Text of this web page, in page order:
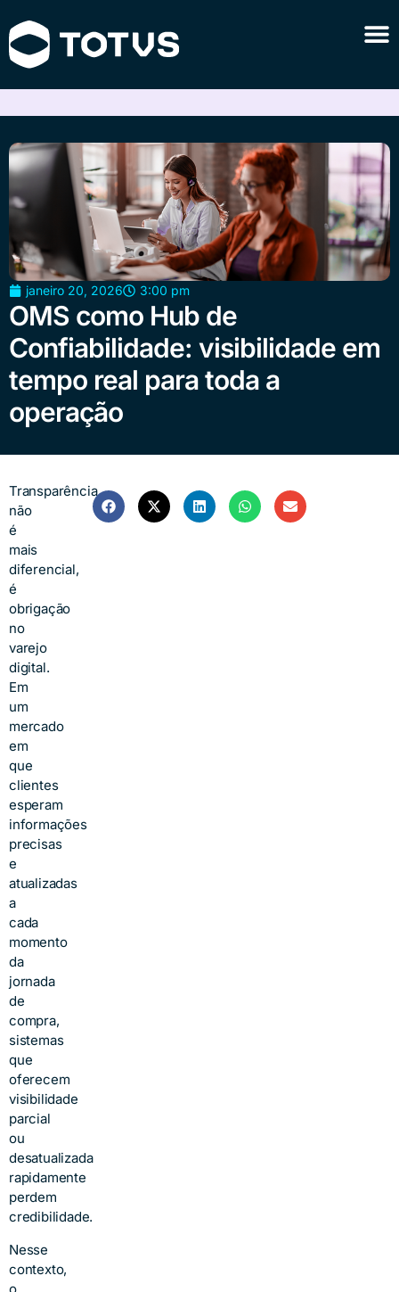
janeiro 20, 2026 3:00 pm
OMS como Hub de
Confiabilidade: visibilidade em
tempo real para toda a
operação
Transparência
não
é
mais
diferencial,
é
obrigação
no
varejo
digital.
Em
um
mercado
em
que
clientes
esperam
informações
precisas
e
atualizadas
a
cada
momento
da
jornada
de
compra,
sistemas
que
oferecem
visibilidade
parcial
ou
desatualizada
rapidamente
perdem
credibilidade.
Nesse
contexto,